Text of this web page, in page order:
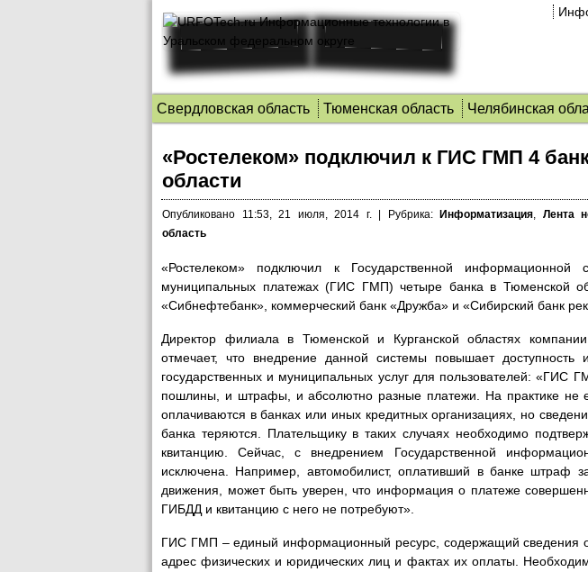
Свердловская область Тюменская область Челябинская
«Ростелеком» подключил к ГИС ГМП 4
области
Опубликовано 11:53, 21 июля, 2014 г.| Рубрика: Информатизация, Лента
область
«Ростелеком» подключил к Государственной информационной
муниципальных платежах (ГИС ГМП) четыре банка в Тюменской
«Сибнефтебанк», коммерческий банк «Дружба» и «Сибирский банк
Директор филиала в Тюменской и Курганской областях
отмечает, что внедрение данной системы повышает доступность
государственных и муниципальных услуг для пользователей: «ГИС
пошлины, и штрафы, и абсолютно разные платежи. На практике не
оплачиваются в банках или иных кредитных организациях, но
банка теряются. Плательщику в таких случаях необходимо
квитанцию. Сейчас, с внедрением Государственной
исключена. Например, автомобилист, оплативший в банке штраф
движения, может быть уверен, что информация о платеже
ГИБДД и квитанцию с него не потребуют».
ГИС ГМП – единый информационный ресурс, содержащий сведения
адрес физических и юридических лиц и фактах их оплаты.